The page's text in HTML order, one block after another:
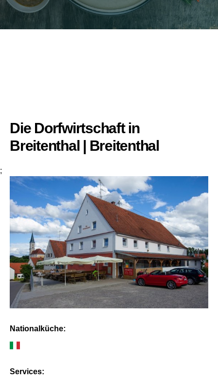
Die Dorfwirtschaft in
Breitenthal | Breitenthal
;
Nationalküche:
Services: